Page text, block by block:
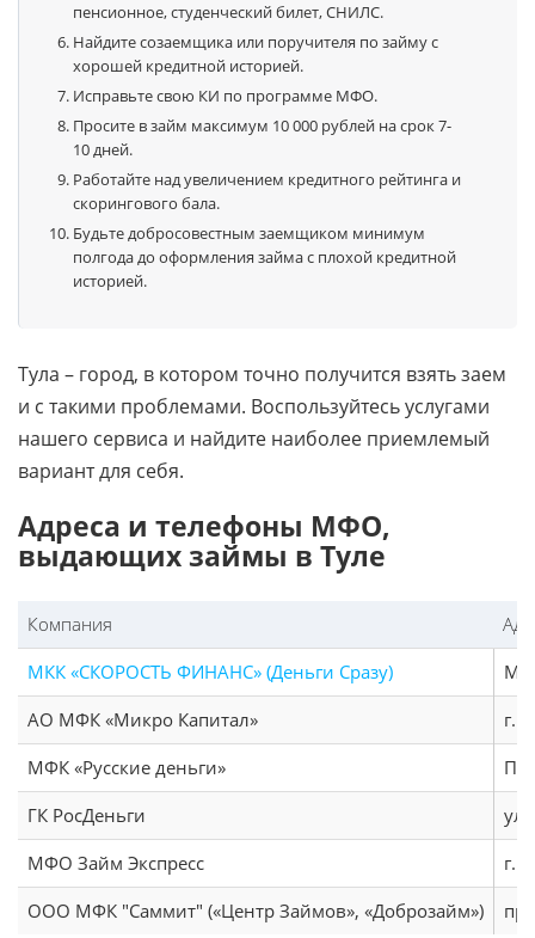
пенсионное, студенческий билет, СНИЛС.
Найдите созаемщика или поручителя по займу с
хорошей кредитной историей.
Исправьте свою КИ по программе МФО.
Просите в займ максимум 10 000 рублей на срок 7-
10 дней.
Работайте над увеличением кредитного рейтинга и
скорингового бала.
Будьте добросовестным заемщиком минимум
полгода до оформления займа с плохой кредитной
историей.
Тула – город, в котором точно получится взять заем
и с такими проблемами. Воспользуйтесь услугами
нашего сервиса и найдите наиболее приемлемый
вариант для себя.
Адреса и телефоны МФО,
выдающих займы в Туле
Компания
МКК «СКОРОСТЬ ФИНАНС» (Деньги Сразу)
АО МФК «Микро Капитал»
г.
МФК «Русские деньги»
ГК РосДеньги
ул.
МФО Займ Экспресс
г.
ООО МФК "Саммит" («Центр Займов», «Доброзайм»)